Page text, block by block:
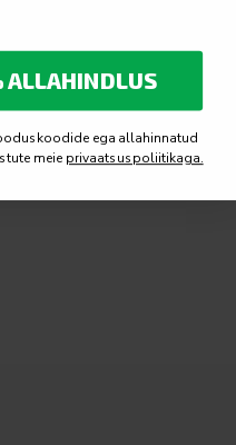
ALLAHINDLUS
ega allahinnatud
meie privaatsuspoliitikaga.